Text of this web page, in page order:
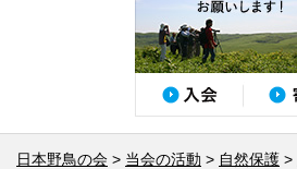
日本野鳥の会 当会の活動 自然保護